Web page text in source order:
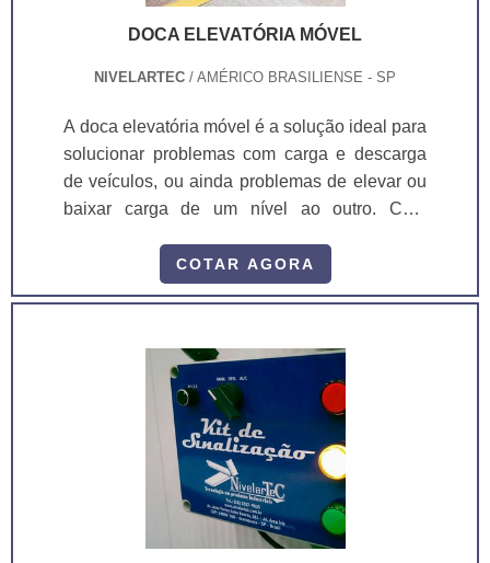
DOCA ELEVATÓRIA MÓVEL
NIVELARTEC / AMÉRICO BRASILIENSE - SP
A doca elevatória móvel é a solução ideal para
solucionar problemas com carga e descarga
de veículos, ou ainda problemas de elevar ou
baixar carga de um nível ao outro. Com
em qualquer ambiente sem a necessidade de
de qualquer tipo de instalação, basta
tomada e operar o equipamento.A doca é
fornecida em duas opções para maior
comodidade de operação. A primeira opção é
o acionamento das pestanas de forma ma.
COTAR AGORA